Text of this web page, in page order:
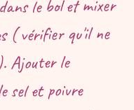
le bol et mixer
( vérifier qu'il ne
Ajouter le
sel et poivre